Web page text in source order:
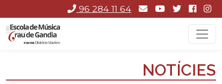
96 284 11 64
NOTÍCIES